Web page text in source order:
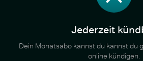
Jederzeit
Dein Monatsabo kannst du kannst du
online kündigen.